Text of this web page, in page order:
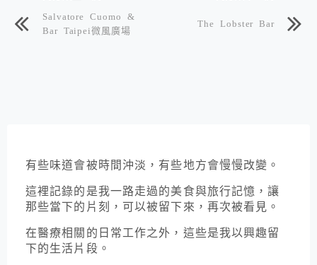
Salvatore Cuomo &
Bar Taipei微風廣場
The Lobster Bar
有些味道會被時間沖淡，有些地方會慢慢改變。
這裡記錄的是我一路走過的美食與旅行記憶，讓
那些當下的片刻，可以被留下來，再次被看見。
在醫療相關的日常工作之外，這些是我以興趣留
下的生活片段。